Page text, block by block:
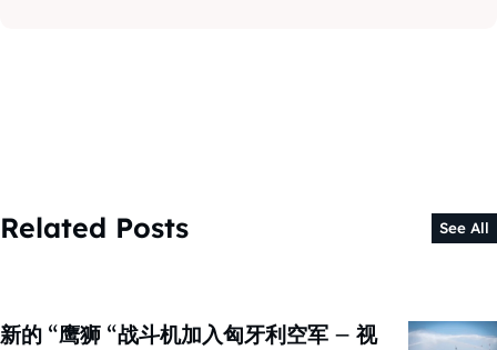
Related Posts See All
新的 “鹰狮 “战斗机加入匈牙利空军 – 视